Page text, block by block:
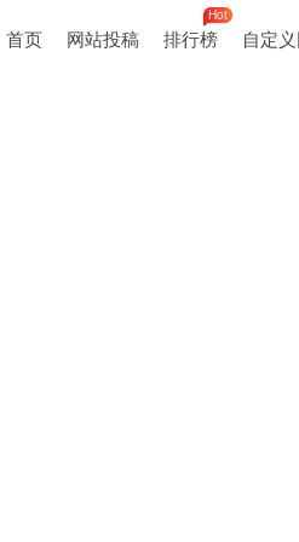
首页 网站投稿 排行榜
Hot
自定